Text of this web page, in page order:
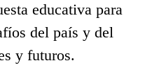
educativa para
del país y del
y futuros.